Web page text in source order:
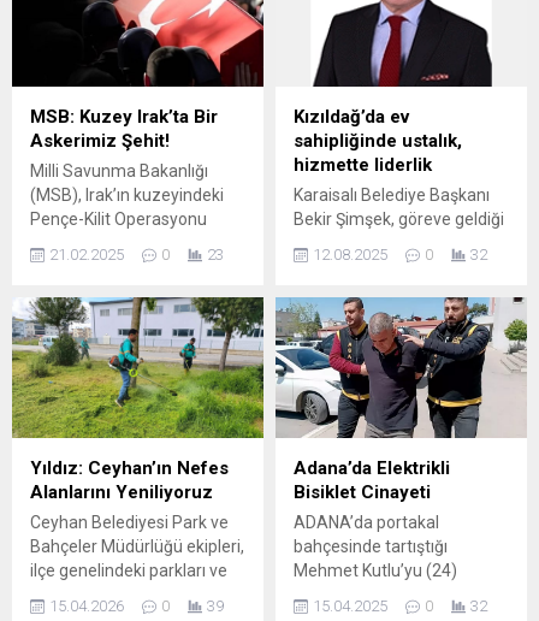
başkanlık koltuğuna kimin
vekalet edeceği netleşti. İLK
OLARAK CEYLAN’A
BIRAKILMIŞTI Edinilen
bilgilere göre, Ali Demirçalı
görevden uzaklaştırılmadan
önce belediye başkanlığı
başkan yardımcısı İsmail
Ceylan’ı...
MSB: Kuzey Irak’ta Bir
Askerimiz Şehit!
Milli Savunma Bakanlığı
(MSB), Irak’ın kuzeyindeki
Pençe-Kilit Operasyonu
çıkan çatışmada Piyade
Uslu’nun şehit olduğunu
açıkladı. Bakanlıktan yapılan
yazılı açıklamada, “Pençe-
Kilit Operasyonu bölgesinde,
20 Şubat 2025 tarihinde,
bölücü terör örgütü
mensupları ile çıkan
çatışmada kahraman silah
arkadaşımız Piyade
Sözleşmeli Er Mustafa Uslu
şehit olmuştur. Bizleri derin...
21.02.2025 0 23
Kızıldağ’da ev
sahipliğinde ustalık,
hizmette liderlik
Karaisalı Belediye Başkanı
Bekir Şimşek, göreve geldiği
çehresini değiştiren hizmet
hemşehrilerinin gönlünde
taht kurdu. Halkın içinde,
ulaşılabilir ve çözüm odaklı
yönetim anlayışıyla dikkat
çeken Başkan Şimşek,
Karaisalı’yı sadece
Adana’nın değil, tüm
bölgenin parlayan yıldızı
haline getirmeyi hedefliyor.
Başkan Şimşek’in
öncülüğünde ilçede alt...
12.08.2025 0 32
Yıldız: Ceyhan’ın Nefes
Alanlarını Yeniliyoruz
Ceyhan Belediyesi Park ve
Bahçeler Müdürlüğü ekipleri,
ilçe genelindeki parkları ve
15.04.2026 0 39
Adana’da Elektrikli
Bisiklet Cinayeti
ADANA’da portakal
bahçesinde tartıştığı
Mehmet Kutlu’yu (24)
15.04.2025 0 32